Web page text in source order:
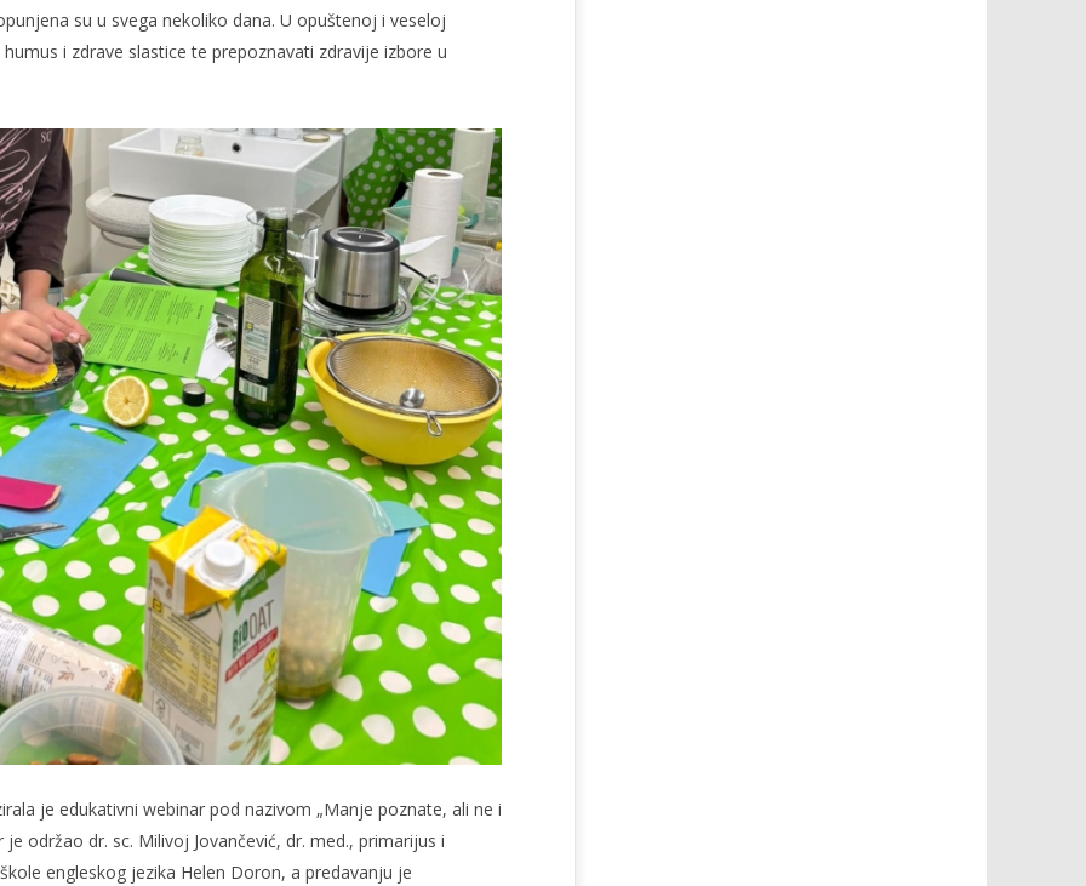
su u svega nekoliko dana. U opuštenoj i veseloj
i zdrave slastice te prepoznavati zdravije izbore u
je edukativni webinar pod nazivom „Manje poznate, ali ne i
održao dr. sc. Milivoj Jovančević, dr. med., primarijus i
engleskog jezika Helen Doron, a predavanju je